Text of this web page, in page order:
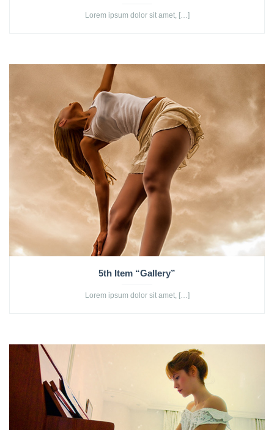
Lorem ipsum dolor sit amet, […]
5th Item “Gallery”
Lorem ipsum dolor sit amet, […]